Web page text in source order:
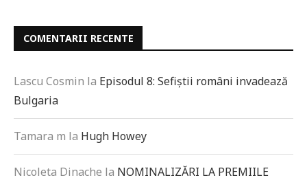
COMENTARII RECENTE
Lascu Cosmin la Episodul 8: Sefiștii români invadează
Bulgaria
Tamara m la Hugh Howey
Nicoleta Dinache la NOMINALIZĂRI LA PREMIILE